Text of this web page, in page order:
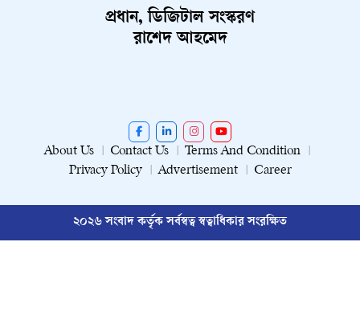
প্রধান, ডিজিটাল সংস্করণ
রাশেদ আহমেদ
About Us Contact Us
Terms And Condition
Privacy Policy
Advertisement Career
২০২৬ সংবাদ কর্তৃক সর্বস্বত্ব স্বত্বাধিকার সংরক্ষিত